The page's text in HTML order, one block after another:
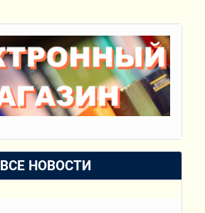
ВСЕ НОВОСТИ